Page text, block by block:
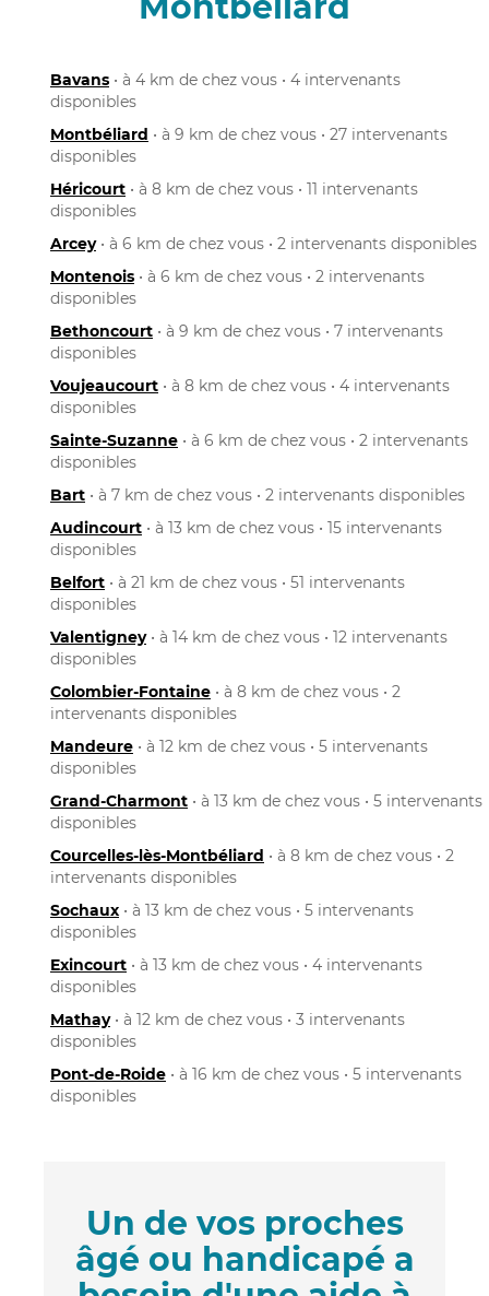
Bavans • à 4 km de chez vous • 4 intervenants
disponibles
Montbéliard • à 9 km de chez vous • 27 intervenants
disponibles
Héricourt • à 8 km de chez vous • 11 intervenants
disponibles
Arcey• à 6 km de chez vous • 2 intervenants disponibles
Montenois • à 6 km de chez vous • 2 intervenants
disponibles
Bethoncourt • à 9 km de chez vous • 7 intervenants
disponibles
Voujeaucourt • à 8 km de chez vous • 4 intervenants
disponibles
Sainte-Suzanne • à 6 km de chez vous • 2 intervenants
disponibles
Bart • à 7 km de chez vous • 2 intervenants disponibles
Audincourt • à 13 km de chez vous • 15 intervenants
disponibles
Belfort • à 21 km de chez vous • 51 intervenants
disponibles
Valentigney• à 14 km de chez vous • 12 intervenants
disponibles
Colombier-Fontaine • à 8 km de chez vous • 2
intervenants disponibles
Mandeure • à 12 km de chez vous • 5 intervenants
disponibles
Grand-Charmont • à 13 km de chez vous • 5 intervenants
disponibles
Courcelles-lès-Montbéliard • à 8 km de chez vous • 2
intervenants disponibles
Sochaux • à 13 km de chez vous • 5 intervenants
disponibles
Exincourt • à 13 km de chez vous • 4 intervenants
disponibles
Mathay• à 12 km de chez vous • 3 intervenants
disponibles
Pont-de-Roide • à 16 km de chez vous • 5 intervenants
disponibles
Un de vos proches
âgé ou handicapé a